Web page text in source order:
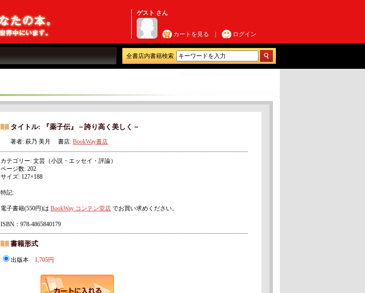
ゲスト さん
カートを見る ログイン
全書店内書籍検索
タイトル: 『薬子伝』－誇り高く美しく－
著者: 萩乃 美月 書店: BookWay書店
カテゴリー: 文芸（小説・エッセイ・評論）
ページ数: 202
サイズ: 127×188
特記:
電子書籍(550円)は BookWay コンテン堂店 でお買い求めください。
ISBN：978-4865840179
書籍形式
出版本 1,705円